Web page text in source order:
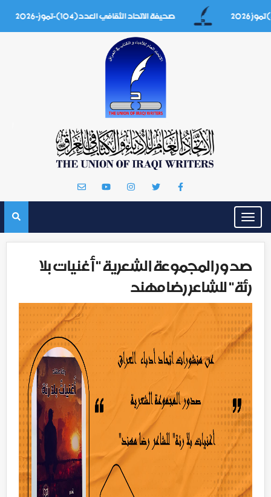
صحيفة الاتحاد الثقافي العدد(104)-تموز-2026
Toggle
navigation
صدور المجموعة الشعرية "أغنيات بلا
رئة" للشاعر رضا مهند